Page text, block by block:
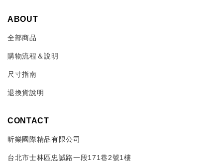
ABOUT
全部商品
購物流程＆說明
尺寸指南
退換貨說明
CONTACT
昕樂國際精品有限公司
台北市士林區忠誠路一段171巷2號1樓